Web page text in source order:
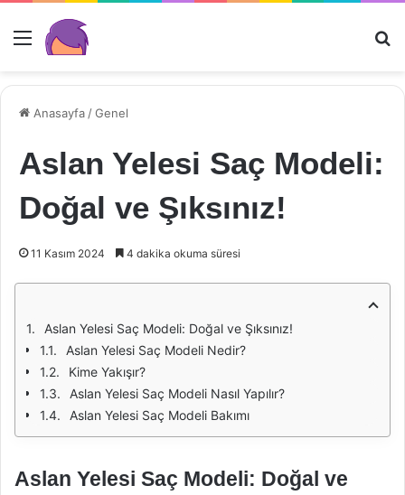
Menü
Anasayfa /Genel
Aslan Yelesi Saç Modeli:
Doğal ve Şıksınız!
11 Kasım 2024 4 dakika okuma süresi
Aslan Yelesi Saç Modeli: Doğal ve Şıksınız!
Aslan Yelesi Saç Modeli Nedir?
Kime Yakışır?
Aslan Yelesi Saç Modeli Nasıl Yapılır?
Aslan Yelesi Saç Modeli Bakımı
Aslan Yelesi Saç Modeli: Doğal ve